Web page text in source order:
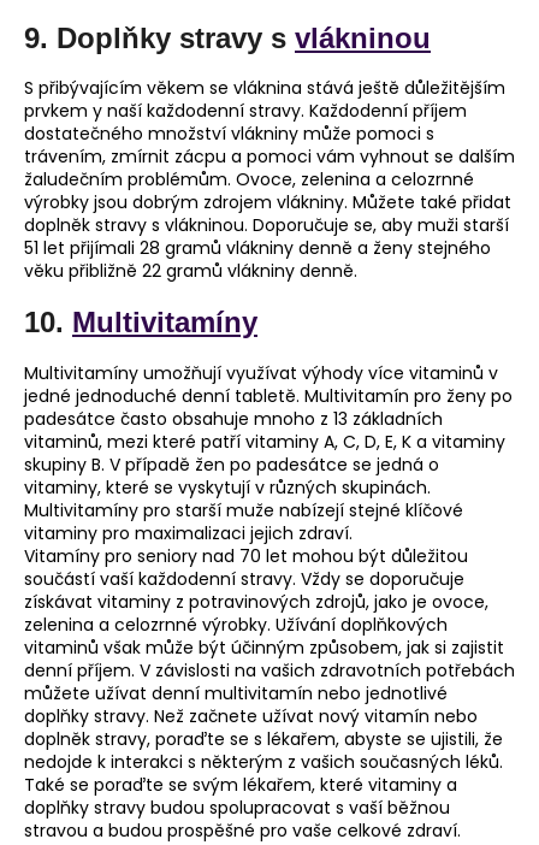
9. Doplňky stravy s vlákninou
S přibývajícím věkem se vláknina stává ještě důležitějším
prvkem y naší každodenní stravy. Každodenní příjem
dostatečného množství vlákniny může pomoci s
trávením, zmírnit zácpu a pomoci vám vyhnout se dalším
žaludečním problémům. Ovoce, zelenina a celozrnné
výrobky jsou dobrým zdrojem vlákniny. Můžete také přidat
doplněk stravy s vlákninou. Doporučuje se, aby muži starší
51 let přijímali 28 gramů vlákniny denně a ženy stejného
věku přibližně 22 gramů vlákniny denně.
10. Multivitamíny
Multivitamíny umožňují využívat výhody více vitaminů v
jedné jednoduché denní tabletě. Multivitamín pro ženy po
padesátce často obsahuje mnoho z 13 základních
vitaminů, mezi které patří vitaminy A, C, D, E, K a vitaminy
skupiny B. V případě žen po padesátce se jedná o
vitaminy, které se vyskytují v různých skupinách.
Multivitamíny pro starší muže nabízejí stejné klíčové
vitaminy pro maximalizaci jejich zdraví.
Vitamíny pro seniory nad 70 let mohou být důležitou
součástí vaší každodenní stravy. Vždy se doporučuje
získávat vitaminy z potravinových zdrojů, jako je ovoce,
zelenina a celozrnné výrobky. Užívání doplňkových
vitaminů však může být účinným způsobem, jak si zajistit
denní příjem. V závislosti na vašich zdravotních potřebách
můžete užívat denní multivitamín nebo jednotlivé
doplňky stravy. Než začnete užívat nový vitamín nebo
doplněk stravy, poraďte se s lékařem, abyste se ujistili, že
nedojde k interakci s některým z vašich současných léků.
Také se poraďte se svým lékařem, které vitaminy a
doplňky stravy budou spolupracovat s vaší běžnou
stravou a budou prospěšné pro vaše celkové zdraví.